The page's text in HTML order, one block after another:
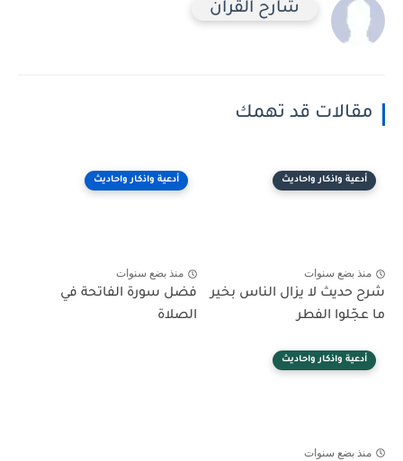
شارح القرآن
مقالات قد تهمك
أدعية واذكار واحاديث
منذ بضع سنوات
شرح حديث لا يزال الناس بخير
ما عجّلوا الفطر
أدعية واذكار واحاديث
منذ بضع سنوات
فضل سورة الفاتحة في
الصلاة
أدعية واذكار واحاديث
منذ بضع سنوات